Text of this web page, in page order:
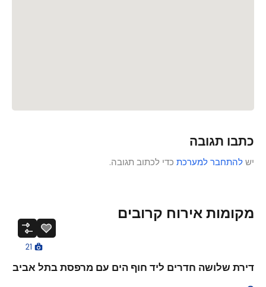
כתבו תגובה
יש להתחבר למערכת כדי לכתוב תגובה.
מקומות אירוח קרובים
21
דירת שלושה חדרים ליד חוף הים עם מרפסת בתל אביב